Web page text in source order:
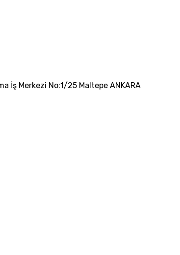
İş Merkezi No:1/25 Maltepe ANKARA